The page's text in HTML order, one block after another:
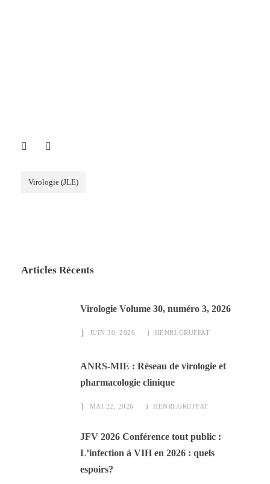
Virologie (JLE)
Articles Récents
Virologie Volume 30, numéro 3, 2026
JUIN 30, 2026 HENRI.GRUFFAT
ANRS-MIE : Réseau de virologie et
pharmacologie clinique
MAI 22, 2026 HENRI.GRUFFAT
JFV 2026 Conférence tout public :
L’infection à VIH en 2026 : quels
espoirs?